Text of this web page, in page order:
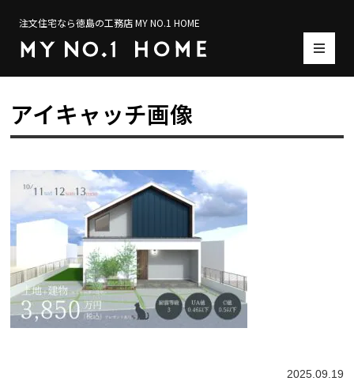
注文住宅なら徳島の工務店 MY NO.1 HOME
アイキャッチ画像
2025.09.19